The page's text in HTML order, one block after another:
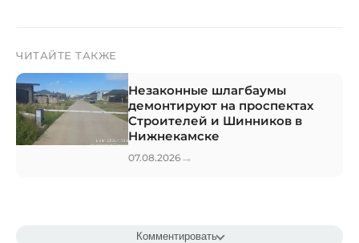
ЧИТАЙТЕ ТАКЖЕ
Незаконные шлагбаумы
демонтируют на проспектах
Строителей и Шинников в
Нижнекамске
07.08.2026 →
Комментировать